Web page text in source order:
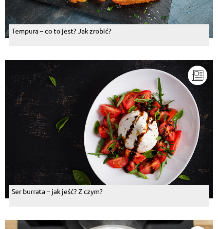
Tempura – co to jest? Jak zrobić?
Ser burrata – jak jeść? Z czym?